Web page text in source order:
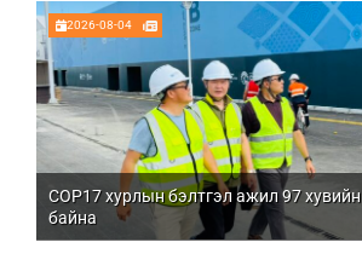
2026-08-04
COP17 хурлын бэлтгэл ажил 97 хувийн
байна